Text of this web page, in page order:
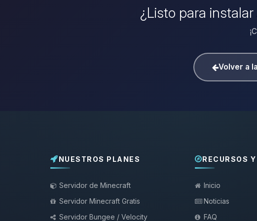
¿Listo para
Volver a
NUESTROS PLANES
Servidor de Minecraft
Servidor Minecraft Gratis
Servidor Bungee / Velocity
RECURSOS
Inicio
Noticias
FAQ